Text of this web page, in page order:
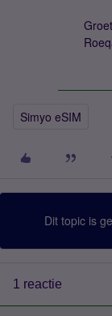
Simyo eSIM
Dit topic is
1 reactie